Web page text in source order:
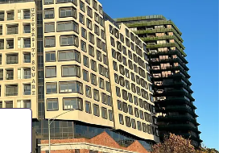
Llengua
English (GB)
English (US)
ciutat
residència
Reserva ara
French